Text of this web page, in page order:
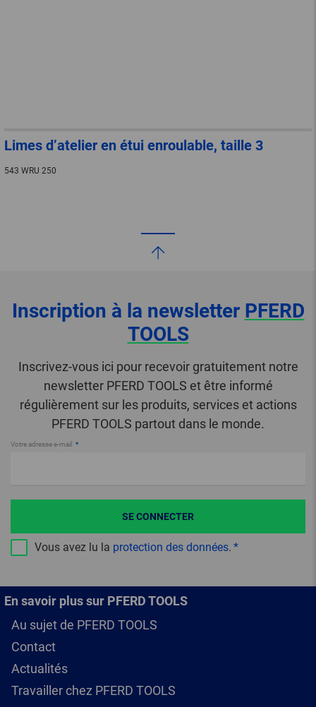
Limes d’atelier en étui enroulable, taille 3
543 WRU 250
Inscription à la newsletter PFERD
TOOLS
Inscrivez-vous ici pour recevoir gratuitement notre
newsletter PFERD TOOLS et être informé
régulièrement sur les produits, services et actions
PFERD TOOLS partout dans le monde.
Votre adresse e-mail
Vous avez lu la protection des données.
SE CONNECTER
En savoir plus sur PFERD TOOLS
Au sujet de PFERD TOOLS
Contact
Actualités
Travailler chez PFERD TOOLS